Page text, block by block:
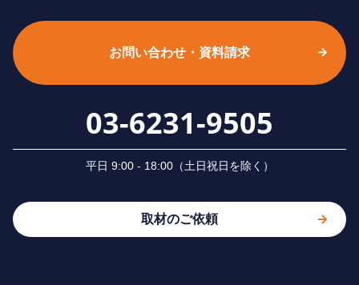
お問い合わせ・資料請求
03-6231-9505
平⽇ 9:00 - 18:00（⼟⽇祝⽇を除く）
取材のご依頼